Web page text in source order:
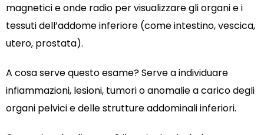
magnetici e onde radio per visualizzare gli organi e i
tessuti dell’addome inferiore (come intestino, vescica,
utero, prostata).
A cosa serve questo esame? Serve a individuare
infiammazioni, lesioni, tumori o anomalie a carico degli
organi pelvici e delle strutture addominali inferiori.